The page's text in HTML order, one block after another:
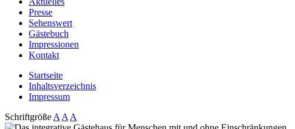
Presse
Sehenswert
Gästebuch
Impressionen
Kontakt
Startseite
Inhaltsverzeichnis
Impressum
Schriftgröße A A A